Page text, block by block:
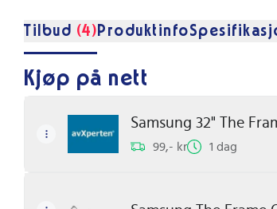
Tilbud (4) Produktinfo
Kjøp på nett
Samsung 32" The
99,- kr 1 dag